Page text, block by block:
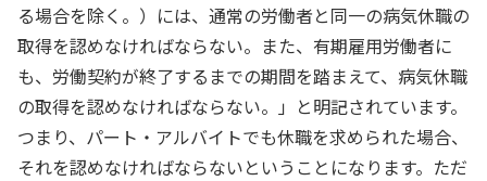
る場合を除く。）には、通常の労働者と同一の病気休職の
取得を認めなければならない。また、有期雇用労働者に
も、労働契約が終了するまでの期間を踏まえて、病気休職
の取得を認めなければならない。」と明記されています。
つまり、パート・アルバイトでも休職を求められた場合、
それを認めなければならないということになります。ただ